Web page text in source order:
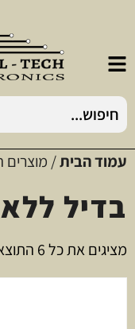
עמוד הבית/ מוצרים
בדיל
מציגים את כל ⁦6⁩ התוצאות